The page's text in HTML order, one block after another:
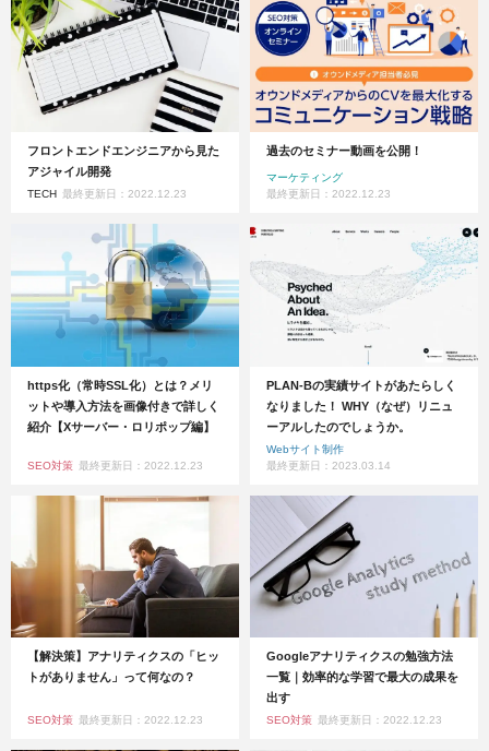
フロントエンドエンジニアから見た
アジャイル開発
TECH 最終更新日：2022.12.23
過去のセミナー動画を公開！
マーケティング
最終更新日：2022.12.23
https化（常時SSL化）とは？メリ
ットや導入方法を画像付きで詳しく
紹介【Xサーバー・ロリポップ編】
SEO対策 最終更新日：2022.12.23
PLAN-Bの実績サイトがあたらしく
なりました！ WHY（なぜ）リニュ
ーアルしたのでしょうか。
Webサイト制作
最終更新日：2023.03.14
【解決策】アナリティクスの「ヒッ
トがありません」って何なの？
SEO対策 最終更新日：2022.12.23
Googleアナリティクスの勉強方法
一覧｜効率的な学習で最大の成果を
出す
SEO対策 最終更新日：2022.12.23